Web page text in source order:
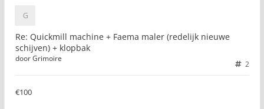
Re: Quickmill machine + Faema maler (redelijk nieuwe
schijven) + klopbak
2
doorGrimoire
€100